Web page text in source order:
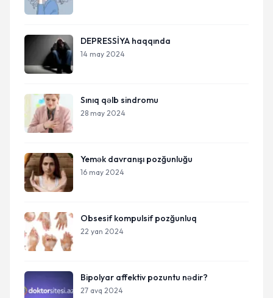
DEPRESSİYA haqqında
14 may 2024
Sınıq qəlb sindromu
28 may 2024
Yemək davranışı pozğunluğu
16 may 2024
Obsesif kompulsif pozğunluq
22 yan 2024
Bipolyar affektiv pozuntu nədir?
27 avq 2024